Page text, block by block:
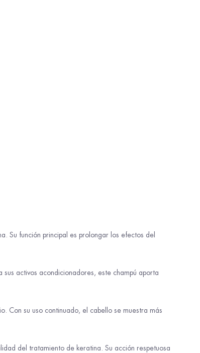
Su función principal es prolongar los efectos del
activos acondicionadores, este champú aporta
Con su uso continuado, el cabello se muestra más
del tratamiento de keratina. Su acción respetuosa